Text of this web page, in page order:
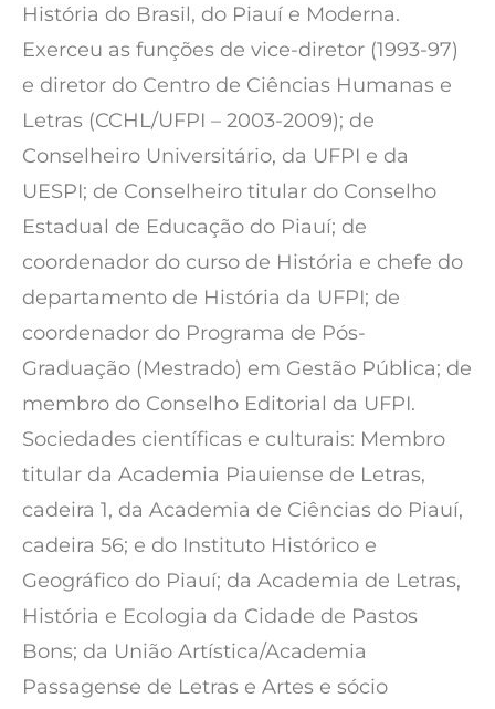
História do Brasil, do Piauí e Moderna.
Exerceu as funções de vice-diretor (1993-97)
e diretor do Centro de Ciências Humanas e
Letras (CCHL/UFPI – 2003-2009); de
Conselheiro Universitário, da UFPI e da
UESPI; de Conselheiro titular do Conselho
Estadual de Educação do Piauí; de
coordenador do curso de História e chefe do
departamento de História da UFPI; de
coordenador do Programa de Pós-
Graduação (Mestrado) em Gestão Pública; de
membro do Conselho Editorial da UFPI.
Sociedades científicas e culturais: Membro
titular da Academia Piauiense de Letras,
cadeira 1, da Academia de Ciências do Piauí,
cadeira 56; e do Instituto Histórico e
Geográfico do Piauí; da Academia de Letras,
História e Ecologia da Cidade de Pastos
Bons; da União Artística/Academia
Passagense de Letras e Artes e sócio